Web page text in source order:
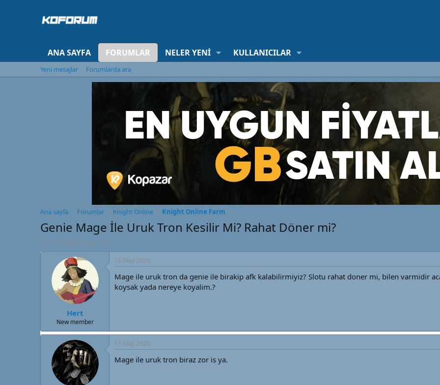
ANA SAYFA FORUMLAR NELER YENI KULLANICILAR
Yeni mesajlar Forumlarda ara
Ana sayfa Forumlar Knight Online Knight Online Farm
Genie Mage İle Uruk Tron Kesilir Mi? Rahat Döner mi?
K
o
a
Hert
B
a
ş
l
a
n
g
ı
ç
t
a
r
i
h
i
16 May 2020
Hert
New member
16 May 2020
Mage ile uruk tron da genie ile birakip afk kalabilirmiyiz? Slotu rahat doner mi, bilen varmidir
koysak yada nereye koyalim.?
16 May 2020
Mage ile uruk tron biraz zor is ya.